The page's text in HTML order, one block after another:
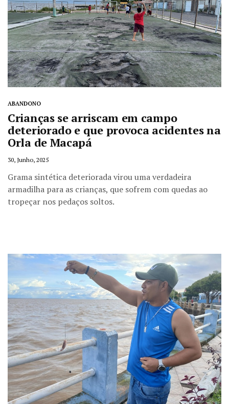
ABANDONO
Crianças se arriscam em campo
deteriorado e que provoca acidentes na
Orla de Macapá
30, Junho, 2025
Grama sintética deteriorada virou uma verdadeira
armadilha para as crianças, que sofrem com quedas ao
tropeçar nos pedaços soltos.